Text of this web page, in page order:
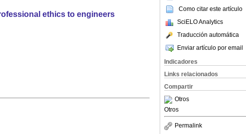
Como citar este artículo
SciELO Analytics
Traducción automática
Enviar artículo por email
Indicadores
Links relacionados
Compartir
Otros
Otros
Permalink
ethics to engineers